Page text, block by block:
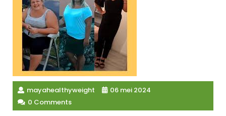
mayahealthyweight
06 mei 2024
0 Comments